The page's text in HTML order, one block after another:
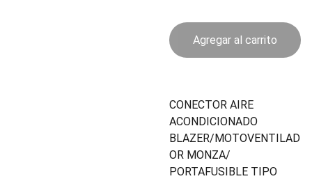
Agregar al carrito
CONECTOR AIRE
ACONDICIONADO
BLAZER/MOTOVENTILAD
OR MONZA/
PORTAFUSIBLE TIPO